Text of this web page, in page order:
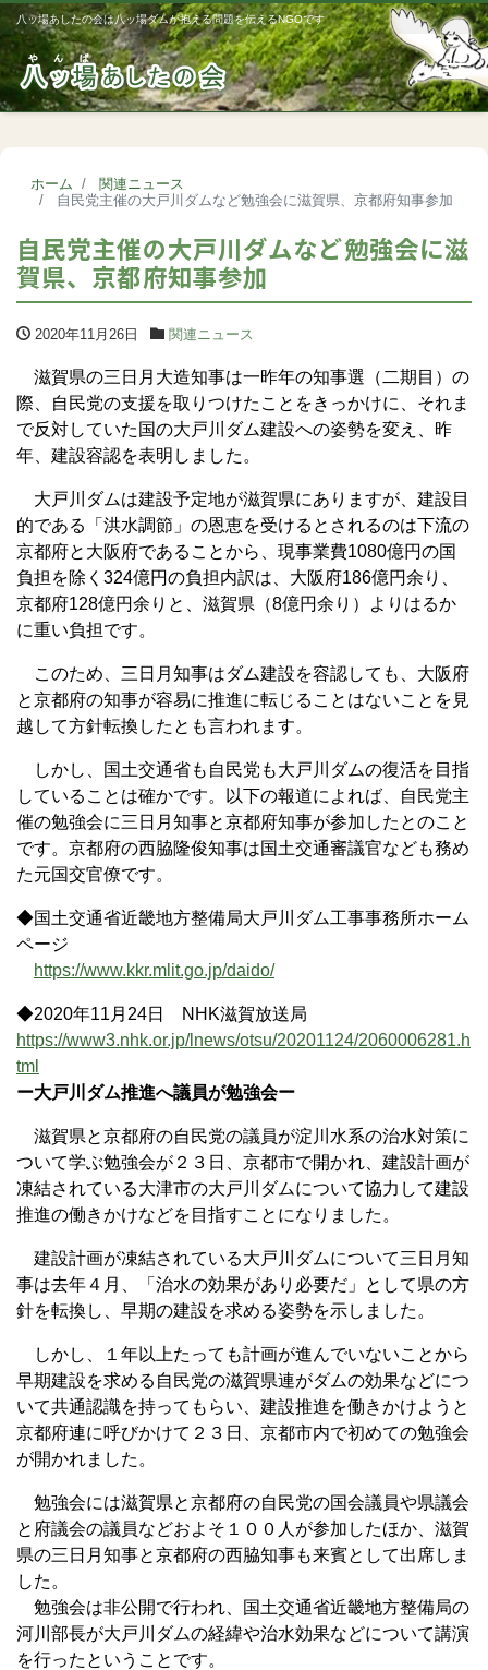
八ッ場あしたの会は八ッ場ダムが抱える問題を伝えるNGOです
ホーム
関連ニュース
自民党主催の大戸川ダムなど勉強会に滋賀県、京都府知事参加
自民党主催の大戸川ダムなど勉強会に滋
賀県、京都府知事参加
2020年11月26日 関連ニュース
滋賀県の三日月大造知事は一昨年の知事選（二期目）の
際、自民党の支援を取りつけたことをきっかけに、それま
で反対していた国の大戸川ダム建設への姿勢を変え、昨
年、建設容認を表明しました。
大戸川ダムは建設予定地が滋賀県にありますが、建設目
的である「洪水調節」の恩恵を受けるとされるのは下流の
京都府と大阪府であることから、現事業費1080億円の国
負担を除く324億円の負担内訳は、大阪府186億円余り、
京都府128億円余りと、滋賀県（8億円余り）よりはるか
に重い負担です。
このため、三日月知事はダム建設を容認しても、大阪府
と京都府の知事が容易に推進に転じることはないことを見
越して方針転換したとも言われます。
しかし、国土交通省も自民党も大戸川ダムの復活を目指
していることは確かです。以下の報道によれば、自民党主
催の勉強会に三日月知事と京都府知事が参加したとのこと
です。京都府の西脇隆俊知事は国土交通審議官なども務め
た元国交官僚です。
◆国土交通省近畿地方整備局大戸川ダム工事事務所ホーム
ページ
https://www.kkr.mlit.go.jp/daido/
◆2020年11月24日 NHK滋賀放送局
https://www3.nhk.or.jp/lnews/otsu/20201124/2060006281.h
tml
ー大戸川ダム推進へ議員が勉強会ー
滋賀県と京都府の自民党の議員が淀川水系の治水対策に
ついて学ぶ勉強会が２３日、京都市で開かれ、建設計画が
凍結されている大津市の大戸川ダムについて協力して建設
推進の働きかけなどを目指すことになりました。
建設計画が凍結されている大戸川ダムについて三日月知
事は去年４月、「治水の効果があり必要だ」として県の方
針を転換し、早期の建設を求める姿勢を示しました。
しかし、１年以上たっても計画が進んでいないことから
早期建設を求める自民党の滋賀県連がダムの効果などにつ
いて共通認識を持ってもらい、建設推進を働きかけようと
京都府連に呼びかけて２３日、京都市内で初めての勉強会
が開かれました。
勉強会には滋賀県と京都府の自民党の国会議員や県議会
と府議会の議員などおよそ１００人が参加したほか、滋賀
県の三日月知事と京都府の西脇知事も来賓として出席しま
した。
勉強会は非公開で行われ、国土交通省近畿地方整備局の
河川部長が大戸川ダムの経緯や治水効果などについて講演
を行ったということです。